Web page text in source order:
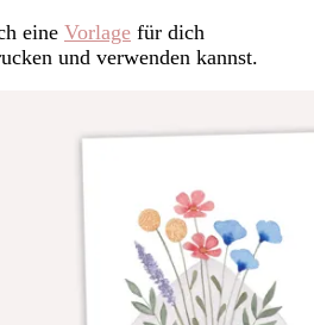
eine Vorlage für dich
und verwenden kannst.